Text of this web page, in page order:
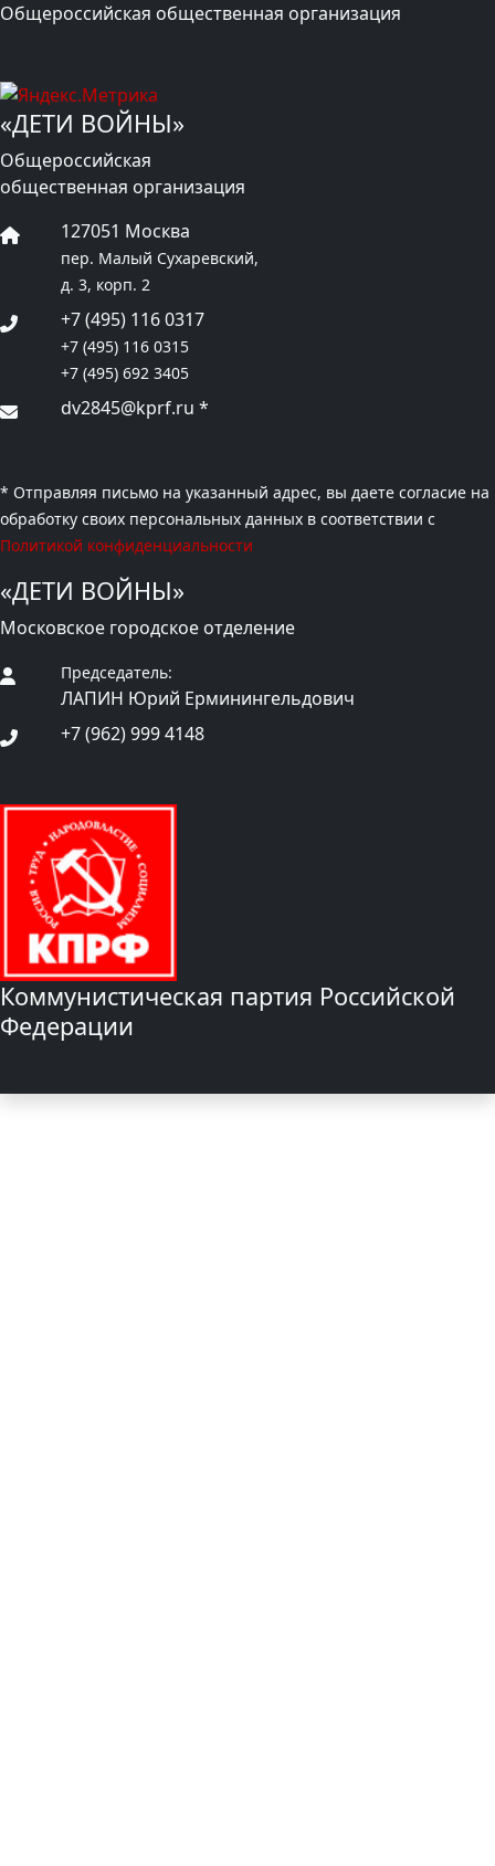
Общероссийская общественная организация
«ДЕТИ ВОЙНЫ»
Общероссийская
общественная организация
127051 Москва
пер. Малый Сухаревский,
д. 3, корп. 2
+7 (495) 116 0317
+7 (495) 116 0315
+7 (495) 692 3405
dv2845@kprf.ru *
* Отправляя письмо на указанный адрес, вы даете согласие на
обработку своих персональных данных в соответствии с
Политикой конфиденциальности
«ДЕТИ ВОЙНЫ»
Московское городское отделение
Председатель:
ЛАПИН Юрий Ерминингельдович
+7 (962) 999 4148
Коммунистическая партия Российской
Федерации